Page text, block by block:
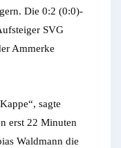
Die 0:2 (0:0)-
SVG
Ammerke
sagte
erst 22 Minuten
Waldmann die